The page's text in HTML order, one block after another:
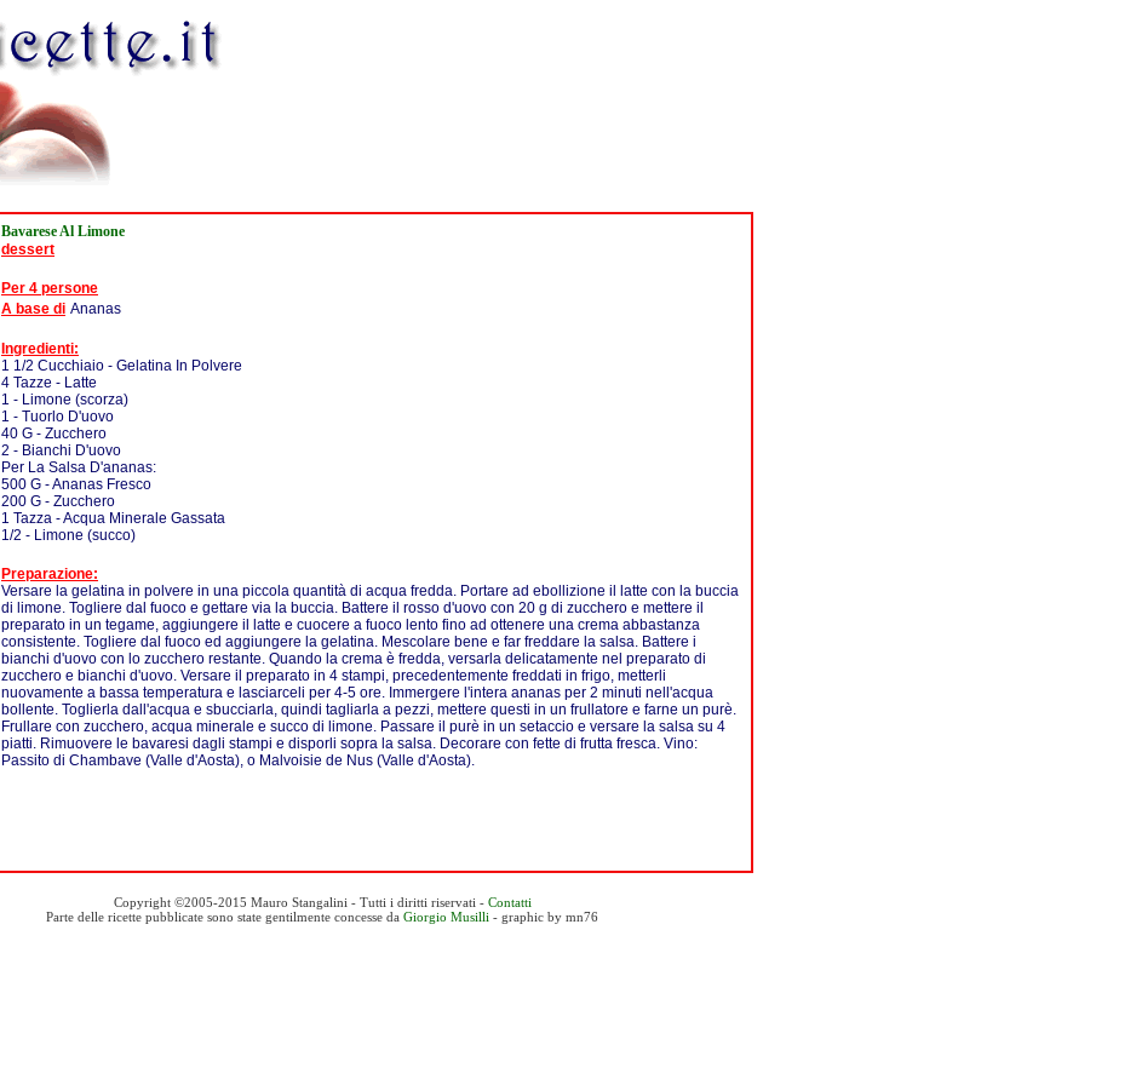
Bavarese Al Limone
dessert
Per 4 persone
A base di Ananas
Ingredienti:
1 1/2 Cucchiaio - Gelatina In Polvere
4 Tazze - Latte
1 - Limone (scorza)
1 - Tuorlo D'uovo
40 G - Zucchero
2 - Bianchi D'uovo
Per La Salsa D'ananas:
500 G - Ananas Fresco
200 G - Zucchero
1 Tazza - Acqua Minerale Gassata
1/2 - Limone (succo)
Preparazione:
Versare la gelatina in polvere in una piccola quantità di acqua fredda. Portare ad ebollizione il latte con la buccia
di limone. Togliere dal fuoco e gettare via la buccia. Battere il rosso d'uovo con 20 g di zucchero e mettere il
preparato in un tegame, aggiungere il latte e cuocere a fuoco lento fino ad ottenere una crema abbastanza
consistente. Togliere dal fuoco ed aggiungere la gelatina. Mescolare bene e far freddare la salsa. Battere i
bianchi d'uovo con lo zucchero restante. Quando la crema è fredda, versarla delicatamente nel preparato di
zucchero e bianchi d'uovo. Versare il preparato in 4 stampi, precedentemente freddati in frigo, metterli
nuovamente a bassa temperatura e lasciarceli per 4-5 ore. Immergere l'intera ananas per 2 minuti nell'acqua
bollente. Toglierla dall'acqua e sbucciarla, quindi tagliarla a pezzi, mettere questi in un frullatore e farne un purè.
Frullare con zucchero, acqua minerale e succo di limone. Passare il purè in un setaccio e versare la salsa su 4
piatti. Rimuovere le bavaresi dagli stampi e disporli sopra la salsa. Decorare con fette di frutta fresca. Vino:
Passito di Chambave (Valle d'Aosta), o Malvoisie de Nus (Valle d'Aosta).
Copyright ©2005-2015 Mauro Stangalini - Tutti i diritti riservati - Contatti
Parte delle ricette pubblicate sono state gentilmente concesse da Giorgio Musilli - graphic by mn76